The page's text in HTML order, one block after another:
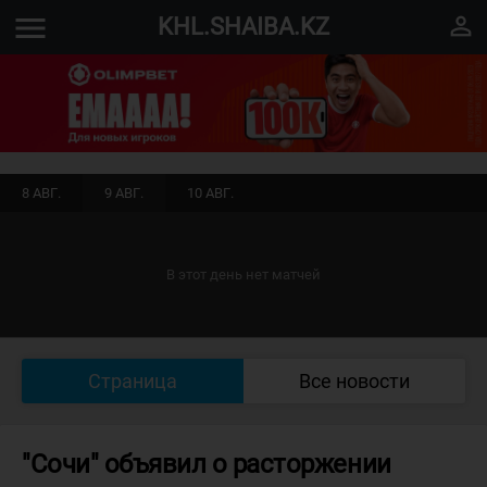
menu KHL.SHAIBA.KZ perm_identity
8 АВГ. 9 АВГ. 10 АВГ.
В этот день нет матчей
Страница Все новости
"Сочи" объявил о расторжении